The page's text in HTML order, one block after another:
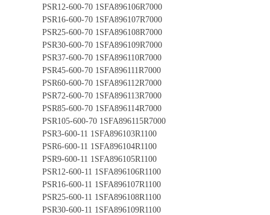
PSR12-600-70 1SFA896106R7000
PSR16-600-70 1SFA896107R7000
PSR25-600-70 1SFA896108R7000
PSR30-600-70 1SFA896109R7000
PSR37-600-70 1SFA896110R7000
PSR45-600-70 1SFA896111R7000
PSR60-600-70 1SFA896112R7000
PSR72-600-70 1SFA896113R7000
PSR85-600-70 1SFA896114R7000
PSR105-600-70 1SFA896115R7000
PSR3-600-11 1SFA896103R1100
PSR6-600-11 1SFA896104R1100
PSR9-600-11 1SFA896105R1100
PSR12-600-11 1SFA896106R1100
PSR16-600-11 1SFA896107R1100
PSR25-600-11 1SFA896108R1100
PSR30-600-11 1SFA896109R1100